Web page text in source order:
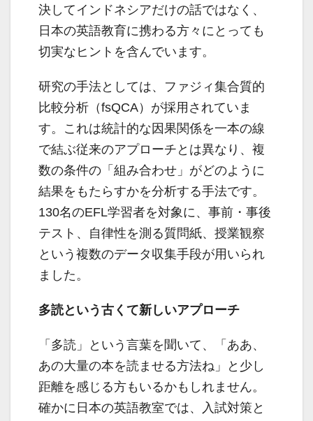
決してインドネシアだけの話ではなく、
日本の英語教育に携わる方々にとっても
切実なヒントを含んでいます。
研究の手法としては、ファジィ集合質的
比較分析（fsQCA）が採用されていま
す。これは統計的な因果関係を一本の線
で結ぶ従来のアプローチとは異なり、複
数の条件の「組み合わせ」がどのように
結果をもたらすかを分析する手法です。
130名のEFL学習者を対象に、事前・事後
テスト、自律性を測る質問紙、授業観察
という複数のデータ収集手段が用いられ
ました。
多読という古くて新しいアプローチ
「多読」という言葉を聞いて、「ああ、
あの大量の本を読ませる方法ね」と少し
距離を感じる方もいるかもしれません。
確かに日本の英語教室では、入試対策と